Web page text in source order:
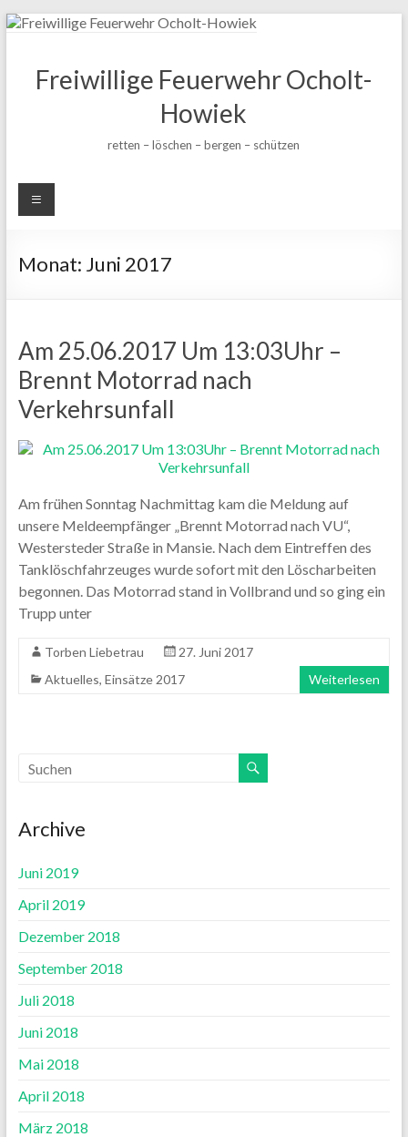
Zum
Freiwillige Feuerwehr Ocholt-
Howiek
retten – löschen – bergen – schützen
Monat: Juni 2017
Am 25.06.2017 Um 13:03Uhr –
Brennt Motorrad nach
Verkehrsunfall
Am frühen Sonntag Nachmittag kam die Meldung auf
unsere Meldeempfänger „Brennt Motorrad nach VU“,
Westersteder Straße in Mansie. Nach dem Eintreffen des
Tanklöschfahrzeuges wurde sofort mit den Löscharbeiten
begonnen. Das Motorrad stand in Vollbrand und so ging ein
Trupp unter
Torben Liebetrau
27. Juni 2017
Aktuelles, Einsätze 2017 Weiterlesen
Archive
Juni 2019
April 2019
Dezember 2018
September 2018
Juli 2018
Juni 2018
Mai 2018
April 2018
März 2018